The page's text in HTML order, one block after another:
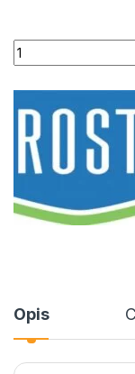
Baterijska lampa
Opis